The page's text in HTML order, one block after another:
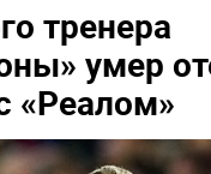
тренера
умер
«Реалом»